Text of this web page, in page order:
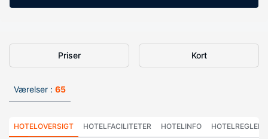
Priser Kort
Værelser : 65
HOTELOVERSIGT HOTELFACILITETER HOTELINFO HOTELREGLER